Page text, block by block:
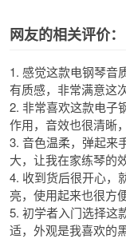
网友的相关评价：
1. 感觉这款电钢琴音
有质感，非常满意这
2. 非常喜欢这款电子
作用，音效也很清晰
3. 音色温柔，弹起来
大，让我在家练琴的
4. 收到货后很开心，
亮，使用起来也很方
5. 初学者入门选择这
适，外观是我喜欢的